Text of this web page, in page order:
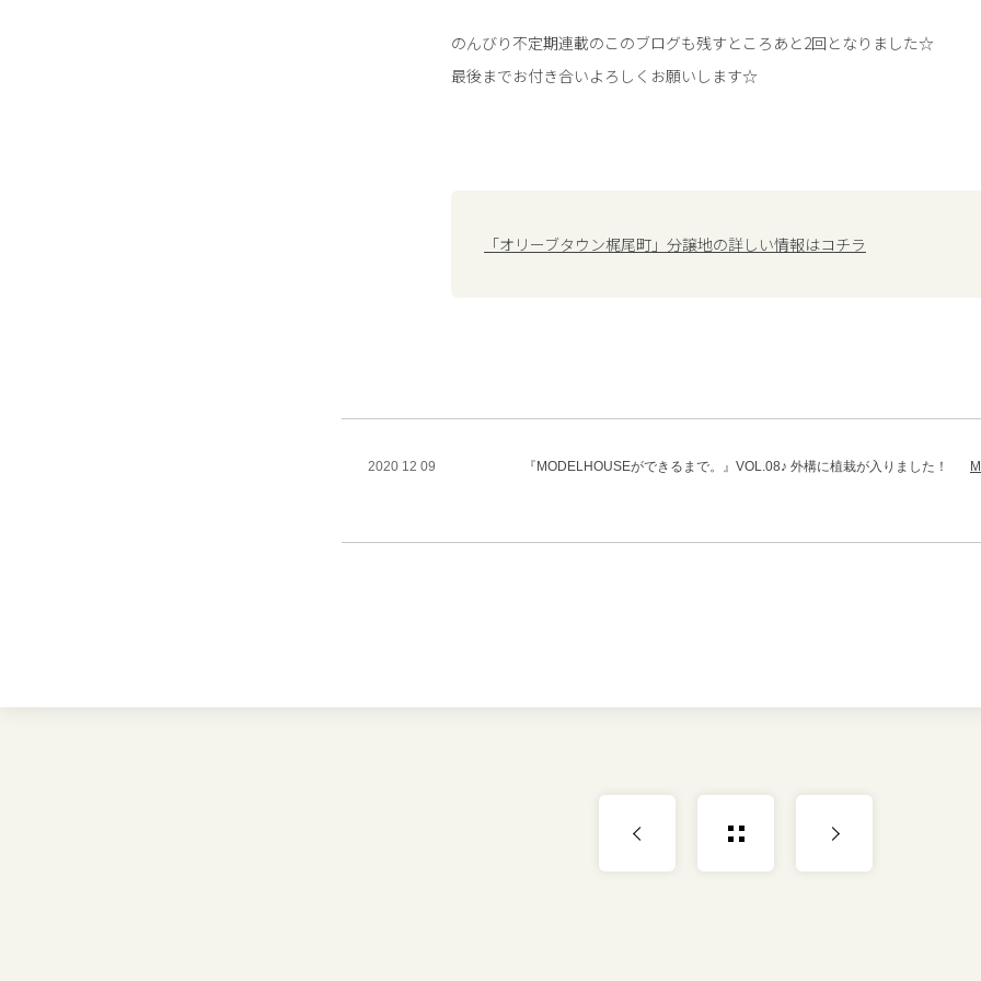
のんびり不定期連載のこのブログも残すところあと2回となりました☆
最後までお付き合いよろしくお願いします☆
「オリーブタウン梶尾町」分譲地の詳しい情報はコチラ
2020 12 09 『MODELHOUSEができるまで。』VOL.08♪ 外構に植栽が入りました！